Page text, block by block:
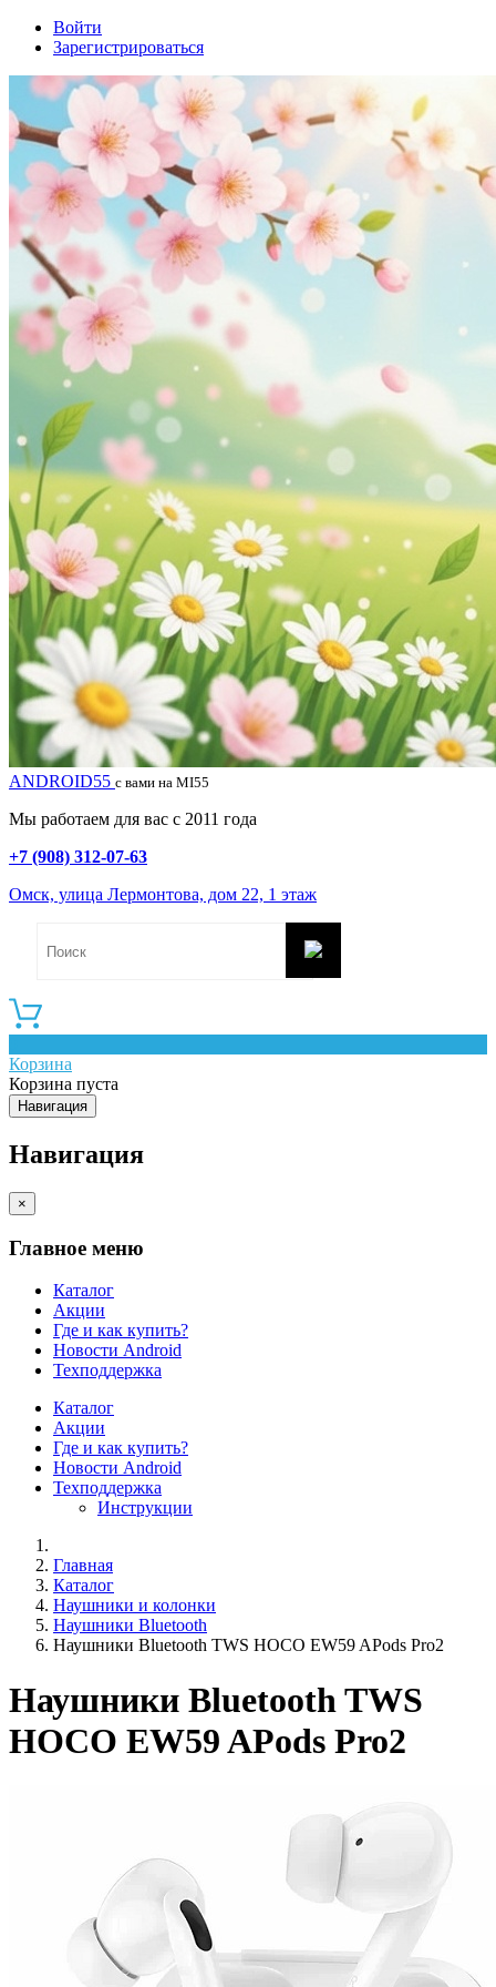
Войти
Зарегистрироваться
ANDROID55 с вами на MI55
Мы работаем для вас с 2011 года
+7 (908) 312-07-63
Омск, улица Лермонтова, дом 22, 1 этаж
Корзина
Корзина пуста
Навигация
Навигация
×
Главное меню
Каталог
Акции
Где и как купить?
Новости Android
Техподдержка
Каталог
Акции
Где и как купить?
Новости Android
Техподдержка
Инструкции
Главная
Каталог
Наушники и колонки
Наушники Bluetooth
Наушники Bluetooth TWS HOCO EW59 APods Pro2
Наушники Bluetooth TWS
HOCO EW59 APods Pro2